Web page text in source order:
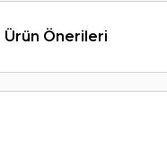
Ürün Önerileri